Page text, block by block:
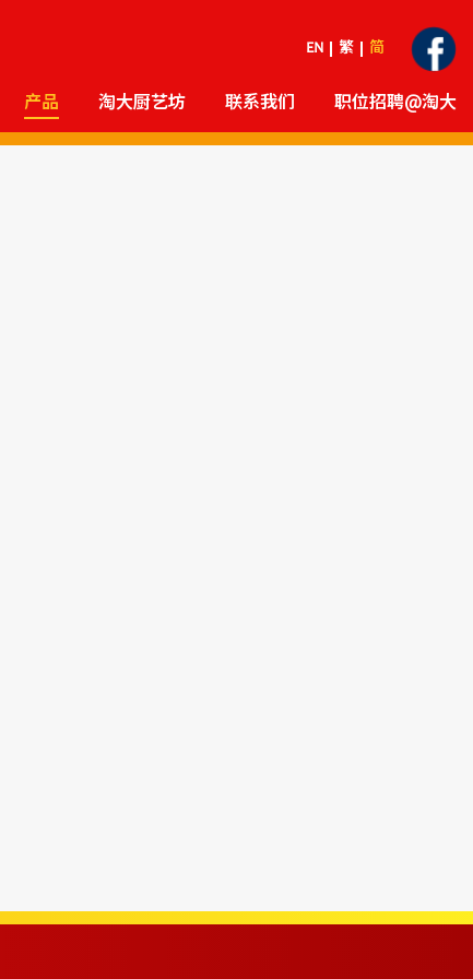
EN 繁 简
产品 淘大厨艺坊 联系我们 职位招聘@淘大